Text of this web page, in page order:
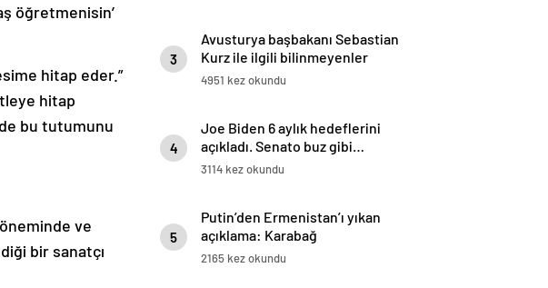
öğretmenisin’
hitap eder.”
hitap
bu tutumunu
ve
bir sanatçı
3
Avusturya başbakanı Sebastian
Kurz ile ilgili bilinmeyenler
4951 kez okundu
4
Joe Biden 6 aylık hedeflerini
açıkladı. Senato buz gibi…
3114 kez okundu
5
Putin’den Ermenistan’ı yıkan
açıklama: Karabağ
Azerbaycan’ın ayrılmaz bir
2165 kez okundu